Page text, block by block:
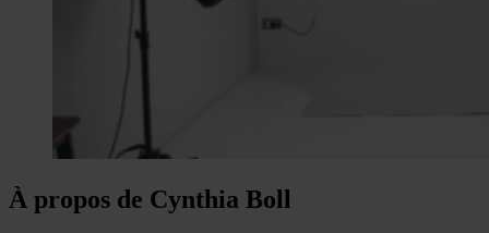
À propos de Cynthia Boll